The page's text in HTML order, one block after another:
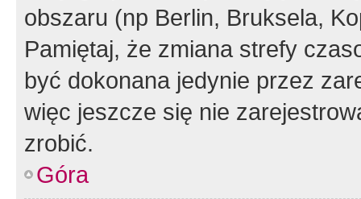
obszaru (np Berlin, Bruksela,
Pamiętaj, że zmiana strefy
być dokonana jedynie przez
więc jeszcze się nie
zrobić.
Góra